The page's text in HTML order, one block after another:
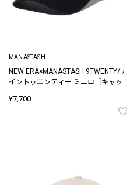
MANASTASH
NEW ERA×MANASTASH 9TWENTY/ナ
イントゥエンティー ミニロゴキャッ
¥7,700